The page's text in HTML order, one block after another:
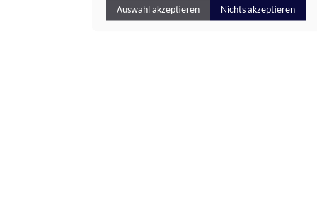
Auswahl akzeptieren Nichts akzeptieren